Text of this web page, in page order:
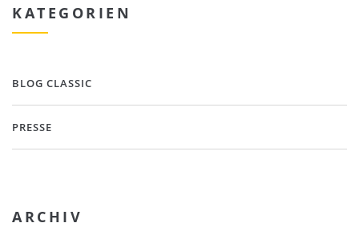
KATEGORIEN
BLOG CLASSIC
PRESSE
ARCHIV